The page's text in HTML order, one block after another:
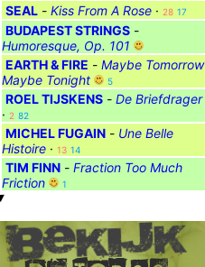
SEAL - Kiss From A Rose · 28 17
BUDAPEST STRINGS -
Humoresque, Op. 101
EARTH & FIRE - Maybe Tomorrow
Maybe Tonight
5
ROEL TIJSKENS - De Briefdrager
· 2 82
MICHEL FUGAIN - Une Belle
Histoire · 13 14
TIM FINN - Fraction Too Much
Friction
1